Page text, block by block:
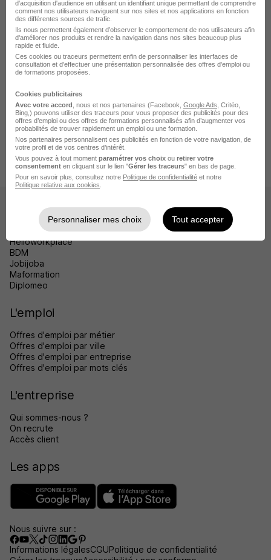
Emploi Aubusson
Emploi Bourganeuf
Emploi Évaux-les-Bains
Emploi Auzances
Voir plus
Accueil Emploi Emploi Boussac
Emploi BTP Boussac
Emploi Maçon VRD Boussac
Maçon VRD H/F
Les sites
Helloworkplace
BDM
Jobijoba
Maformation
Diplomeo
L'emploi
Offres d'emploi par métier
Offres d'emploi par ville
Offres d'emploi par entreprise
Offres d'emploi par mots clés
L'entreprise
Qui sommes-nous ?
On recrute
Accès client
Les apps
Nous suivre sur :
Informations légalesCGUPolitique de confidentialité
d'acquisition d'audience en utilisant un identifiant unique permettant de comprendre
comment nos utilisateurs naviguent sur nos sites et nos applications en fonction
des différentes sources de trafic.
Ils nous permettent également d’observer le comportement de nos utilisateurs afin
d'améliorer nos produits et rendre la navigation dans nos sites beaucoup plus
rapide et fluide.
Ces cookies ou traceurs permettent enfin de personnaliser les interfaces de
consultation et d'effectuer une présentation personnalisée des offres d'emploi ou
de formations proposées.
Cookies publicitaires
Avec votre accord , nous et nos partenaires (Facebook, Google Ads , Critéo,
Bing,) pouvons utiliser des traceurs pour vous proposer des publicités pour des
offres d’emploi ou des offres de formations personnalisés afin d’augmenter vos
probabilités de trouver rapidement un emploi ou une formation.
Nos partenaires personnalisent ces publicités en fonction de votre navigation, de
votre profil et de vos centres d’intérêt.
Vous pouvez à tout moment paramétrer vos choix ou retirer votre
consentement en cliquant sur le lien "Gérer les traceurs" en bas de page.
Pour en savoir plus, consultez notre Politique de confidentialité et notre
Politique relative aux cookies
Personnaliser mes choix Tout accepter